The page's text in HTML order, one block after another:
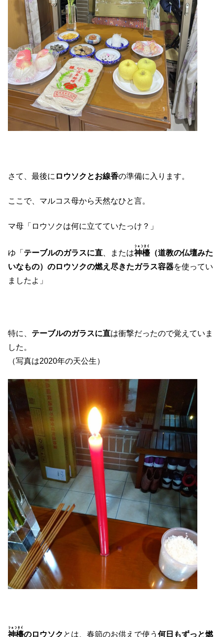
さて、最後に ロウソクとお線香の準備に入ります。
ここで、マルコス母から天然なひと言。
マ母「ロウソクは何に立てていたっけ？」
ゆ「 テーブルのガラスに直 、または神檯
ｼｪﾝﾀｲ
（道教の仏壇みた
いなもの）のロウソクの燃え尽きたガラス容器を使ってい
ましたよ」
特に、 テーブルのガラスに直は衝撃だったので覚えていま
した。
（写真は2020年の天公生）
神檯
ｼｪﾝﾀｲ
のロウソク とは、春節のお供えで使う 何日もずっと燃